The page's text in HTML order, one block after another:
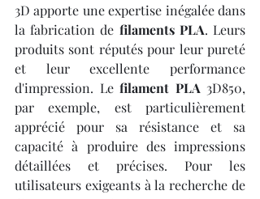
3D apporte une expertise inégalée dans
la fabrication de filaments PLA. Leurs
produits sont réputés pour leur pureté
et leur excellente performance
d'impression. Le filament PLA 3D850,
par exemple, est particulièrement
apprécié pour sa résistance et sa
capacité à produire des impressions
détaillées et précises. Pour les